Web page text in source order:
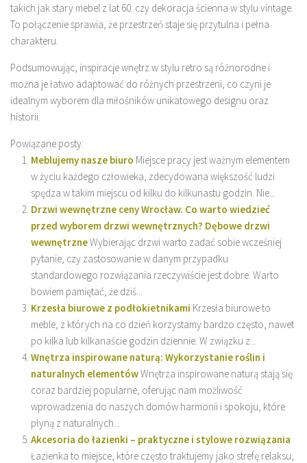
takich jak stary mebel z lat 60. czy dekoracja ścienna w stylu vintage.
To połączenie sprawia, że przestrzeń staje się przytulna i pełna
charakteru.
Podsumowując, inspiracje wnętrz w stylu retro są różnorodne i
można je łatwo adaptować do różnych przestrzeni, co czyni je
idealnym wyborem dla miłośników unikatowego designu oraz
historii.
Powiązane posty:
Meblujemy nasze biuro Miejsce pracy jest ważnym elementem
w życiu każdego człowieka, zdecydowana większość ludzi
spędza w takim miejscu od kilku do kilkunastu godzin. Nie...
Drzwi wewnętrzne ceny Wrocław. Co warto wiedzieć
przed wyborem drzwi wewnętrznych? Dębowe drzwi
wewnętrzneWybierając drzwi warto zadać sobie wcześniej
pytanie, czy zastosowanie w danym przypadku
standardowego rozwiązania rzeczywiście jest dobre. Warto
bowiem pamiętać, że dziś...
Krzesła biurowe z podłokietnikami Krzesła biurowe to
meble, z których na co dzień korzystamy bardzo często, nawet
po kilka lub kilkanaście godzin dziennie. W związku z...
Wnętrza inspirowane naturą: Wykorzystanie roślin i
naturalnych elementówWnętrza inspirowane naturą stają się
coraz bardziej popularne, oferując nam możliwość
wprowadzenia do naszych domów harmonii i spokoju, które
płyną z naturalnych...
Akcesoria do łazienki – praktyczne i stylowe rozwiązania
Łazienka to miejsce, które często traktujemy jako strefę relaksu,